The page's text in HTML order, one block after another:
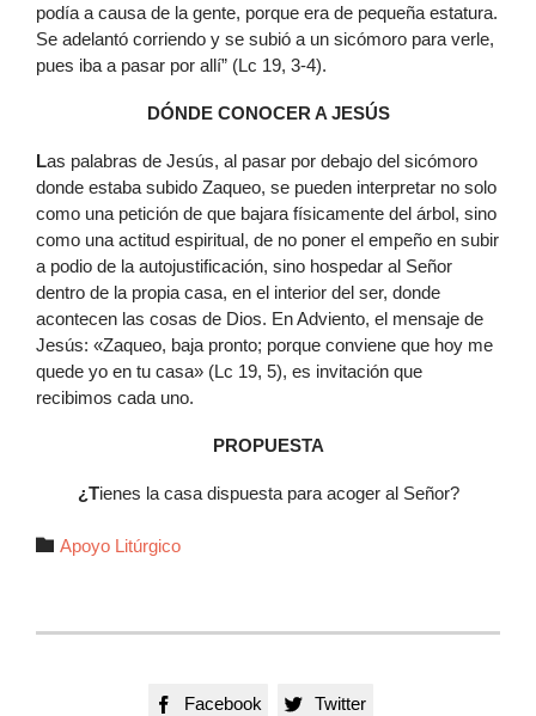
podía a causa de la gente, porque era de pequeña estatura.
Se adelantó corriendo y se subió a un sicómoro para verle,
pues iba a pasar por allí” (Lc 19, 3-4).
DÓNDE CONOCER A JESÚS
Las palabras de Jesús, al pasar por debajo del sicómoro
donde estaba subido Zaqueo, se pueden interpretar no solo
como una petición de que bajara físicamente del árbol, sino
como una actitud espiritual, de no poner el empeño en subir
a podio de la autojustificación, sino hospedar al Señor
dentro de la propia casa, en el interior del ser, donde
acontecen las cosas de Dios. En Adviento, el mensaje de
Jesús: «Zaqueo, baja pronto; porque conviene que hoy me
quede yo en tu casa» (Lc 19, 5), es invitación que
recibimos cada uno.
PROPUESTA
¿Tienes la casa dispuesta para acoger al Señor?
 Autor
Apoyo Litúrgico
 Facebook  Twitter